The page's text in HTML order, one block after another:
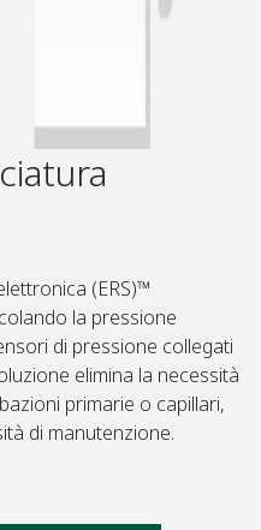
(ERS)™
la pressione
di pressione collegati
elimina la necessità
primarie o capillari,
di manutenzione.